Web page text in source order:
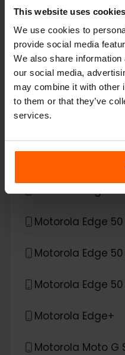
This website uses cookies
We use cookies to
provide social media
We also share
our social media,
may combine it with other
to them or that they’ve
services.
Xiaomi Redmi
eSIM 호환 기기
Motorola Edge
Motorola Edge 50
Motorola Edge
Motorola Edge 50
Motorola Edge
Motorola Edge+
Motorola Moto G